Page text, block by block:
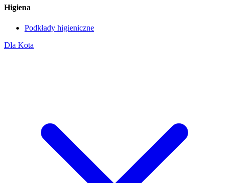
Higiena
Podkłady higieniczne
Dla Kota